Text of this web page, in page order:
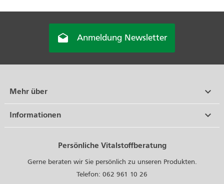
 Anmeldung Newsletter
Mehr über 
Informationen 
Persönliche Vitalstoffberatung
Gerne beraten wir Sie persönlich zu unseren Produkten.
Telefon: 062 961 10 26